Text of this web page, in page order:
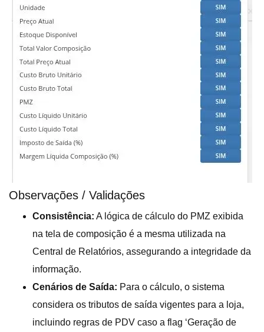
Observações / Validações
Consistência: A lógica de cálculo do PMZ exibida
na tela de composição é a mesma utilizada na
Central de Relatórios, assegurando a integridade da
informação.
Cenários de Saída: Para o cálculo, o sistema
considera os tributos de saída vigentes para a loja,
incluindo regras de PDV caso a flag ‘Geração de